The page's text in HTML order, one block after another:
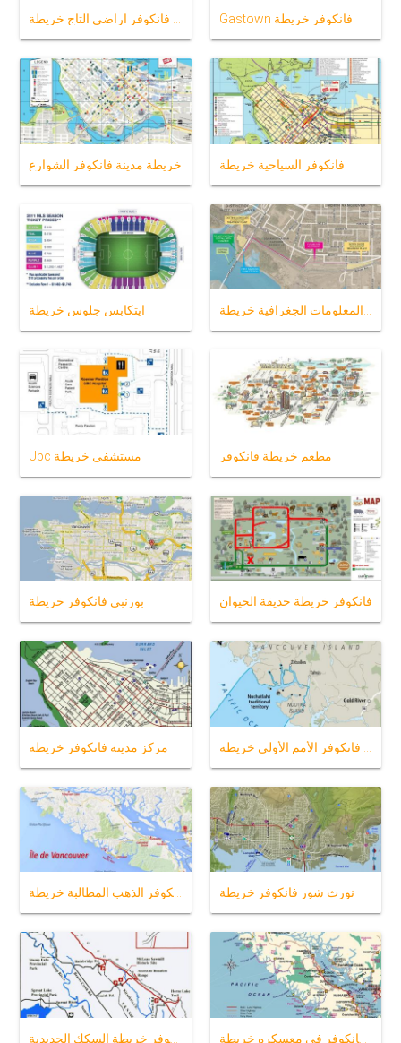
Gastown فانكوفر خريطة
خريطة مدينة فانكوفر الشوارع فانكوفر السياحية خريطة
ايتكابس جلوس خريطة
Ubc مستشفى خريطة مطعم خريطة فانكوفر
بورنبي فانكوفر خريطة فانكوفر خريطة حديقة الحيوان
مركز مدينة فانكوفر خريطة
جزيرة فانكوفر الذهب المطالبة خريطة نورث شور فانكوفر خريطة
جزيرة فانكوفر خريطة السكك الحديدية جزيرة فانكوفر في معسكره خريطة